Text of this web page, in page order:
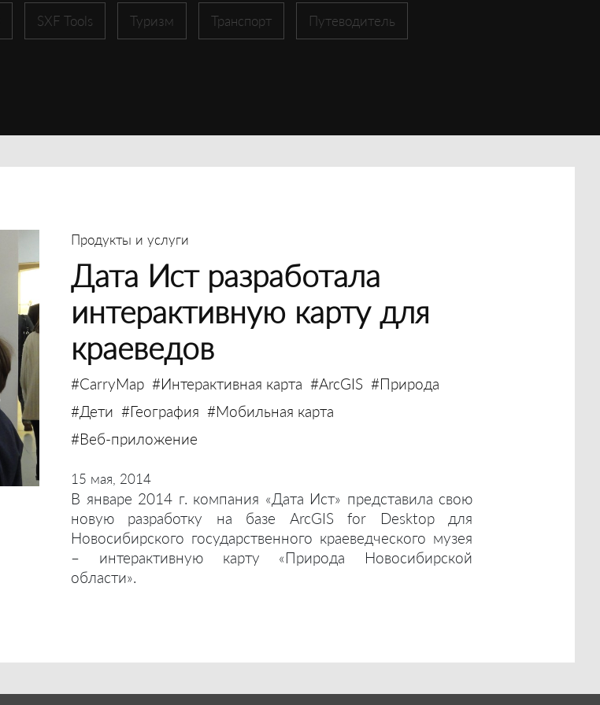
SXF Tools Туризм Транспорт Путеводитель
Продукты и услуги
Дата Ист разработала
интерактивную карту для
краеведов
#CarryMap #Интерактивная карта #ArcGIS #Природа
#Дети #География #Мобильная карта
#Веб-приложение
15 мая, 2014
В январе 2014 г. компания «Дата Ист» представила свою
новую разработку на базе ArcGIS for Desktop для
Новосибирского государственного краеведческого музея
– интерактивную карту «Природа Новосибирской
области».